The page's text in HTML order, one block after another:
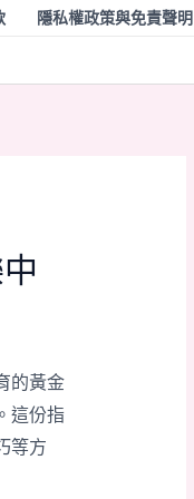
隱私權政策與免責聲明
的黃金
這份指
等方